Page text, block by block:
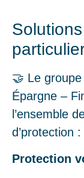
🤝 Le groupe
Épargne –
l’ensemble
d’protection :
Protection